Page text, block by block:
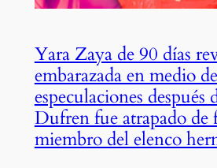
Yara Zaya de 90 días
embarazada en medio de
especulaciones después
Dufren fue atrapado de
miembro del elenco